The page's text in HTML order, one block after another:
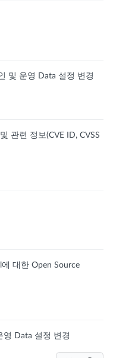
및 운영 Data 설정 변경
관련 정보(CVE ID, CVSS
대한 Open Source
영 Data 설정 변경